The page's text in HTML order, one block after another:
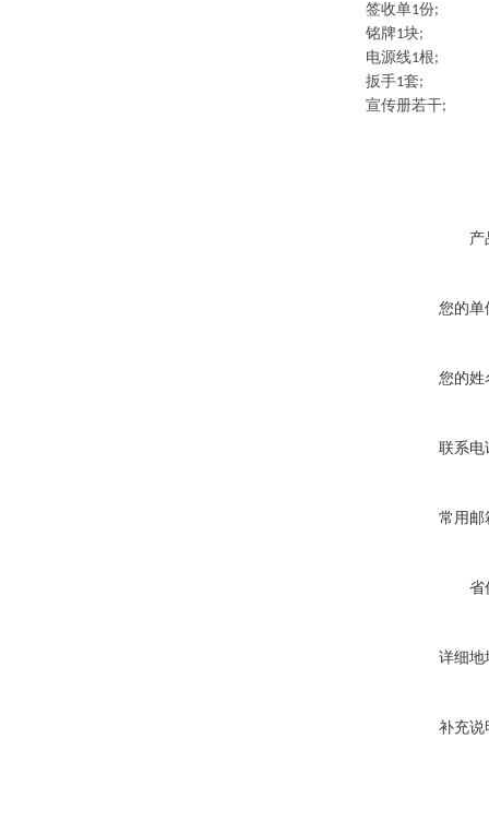
签收单1份;
铭牌1块;
电源线1根;
扳手1套;
宣传册若干;
产
您的单
您的姓
联系电
常用邮
省
详细地
补充说